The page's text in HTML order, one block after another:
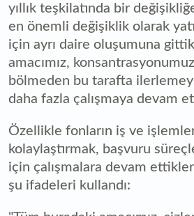
yıllık teşkilatında bir
en önemli değişiklik olarak
için ayrı daire oluşumuna
amacımız,
bölmeden bu tarafta
daha fazla çalışmaya devam
Özellikle fonların iş ve
kolaylaştırmak, başvuru
için çalışmalara devam
şu ifadeleri kullandı: